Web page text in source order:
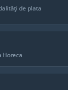
de plata
Horeca